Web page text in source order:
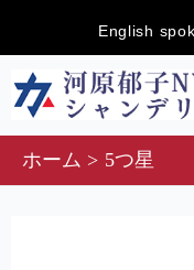
を
ッ
English
ホーム 5つ星
対
象: